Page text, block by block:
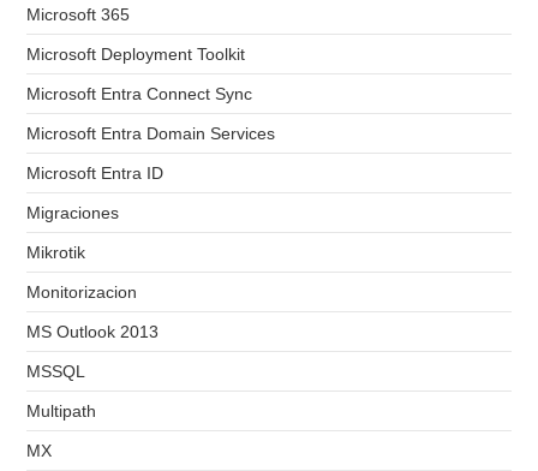
Microsoft 365
Microsoft Deployment Toolkit
Microsoft Entra Connect Sync
Microsoft Entra Domain Services
Microsoft Entra ID
Migraciones
Mikrotik
Monitorizacion
MS Outlook 2013
MSSQL
Multipath
MX